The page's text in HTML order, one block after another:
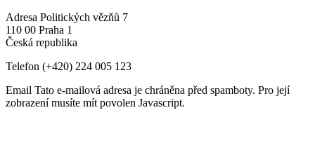
Adresa Politických vězňů 7
110 00 Praha 1
Česká republika
Telefon (+420) 224 005 123
Email Tato e-mailová adresa je chráněna před spamboty. Pro její
zobrazení musíte mít povolen Javascript.